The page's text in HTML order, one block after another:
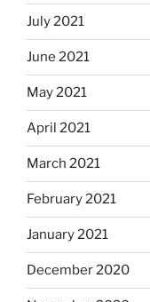
July 2021
June 2021
May 2021
April 2021
March 2021
February 2021
January 2021
December 2020